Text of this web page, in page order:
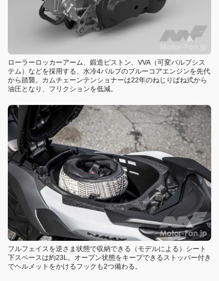
ローラーロッカーアーム、鍛造ピストン、VVA（可変バルブシス
テム）などを採用する、水冷4バルブのブルーコアエンジンを先代
から踏襲。カムチェーンテンショナーは22年のねじりばね式から
油圧となり、フリクションを低減。
フルフェイスを逆さま状態で収納できる（モデルによる）シート
下スペースは約23L。オープン状態をキープできるストッパー付き
でヘルメットをかけるフックも2つ備わる。